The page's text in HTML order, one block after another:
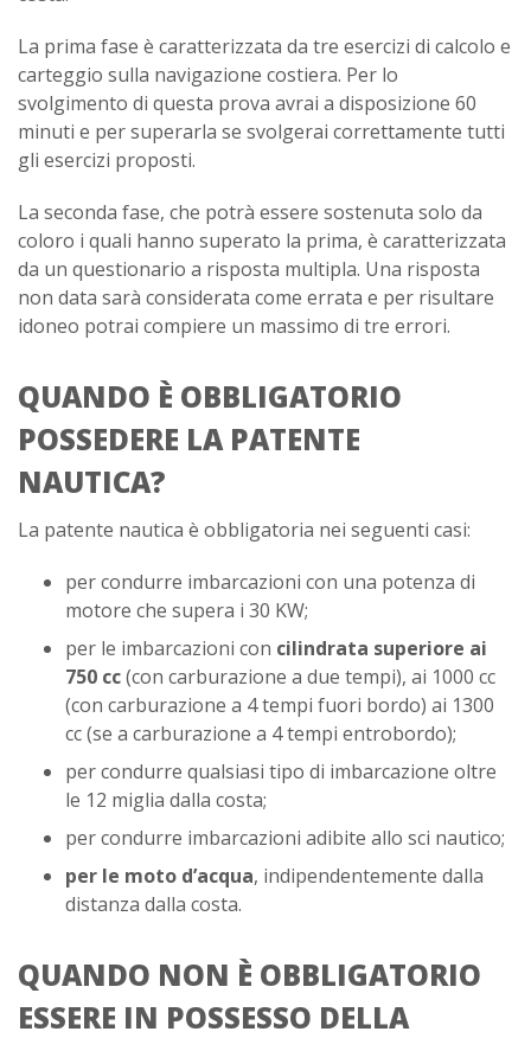
La prima fase è caratterizzata da tre esercizi di calcolo e
carteggio sulla navigazione costiera. Per lo
svolgimento di questa prova avrai a disposizione 60
minuti e per superarla se svolgerai correttamente tutti
gli esercizi proposti.
La seconda fase, che potrà essere sostenuta solo da
coloro i quali hanno superato la prima, è caratterizzata
da un questionario a risposta multipla. Una risposta
non data sarà considerata come errata e per risultare
idoneo potrai compiere un massimo di tre errori.
QUANDO È OBBLIGATORIO
POSSEDERE LA PATENTE
NAUTICA?
La patente nautica è obbligatoria nei seguenti casi:
per condurre imbarcazioni con una potenza di
motore che supera i 30 KW;
per le imbarcazioni con cilindrata superiore ai
750 cc(con carburazione a due tempi), ai 1000 cc
(con carburazione a 4 tempi fuori bordo) ai 1300
cc (se a carburazione a 4 tempi entrobordo);
per condurre qualsiasi tipo di imbarcazione oltre
le 12 miglia dalla costa;
per condurre imbarcazioni adibite allo sci nautico;
per le moto d’acqua, indipendentemente dalla
distanza dalla costa.
QUANDO NON È OBBLIGATORIO
ESSERE IN POSSESSO DELLA